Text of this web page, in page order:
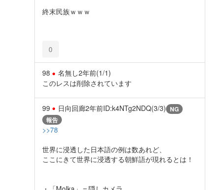
終末民族ｗｗｗ
0
98 名無し2年前(1/1)
このレスは削除されています
99 日向回廊2年前ID:k4NTg2NDQ(3/3) NG
報告
>>78
世界に浸透した日本語の例は数あれど、
ここにきて世界に浸透する朝鮮語が現れるとは！